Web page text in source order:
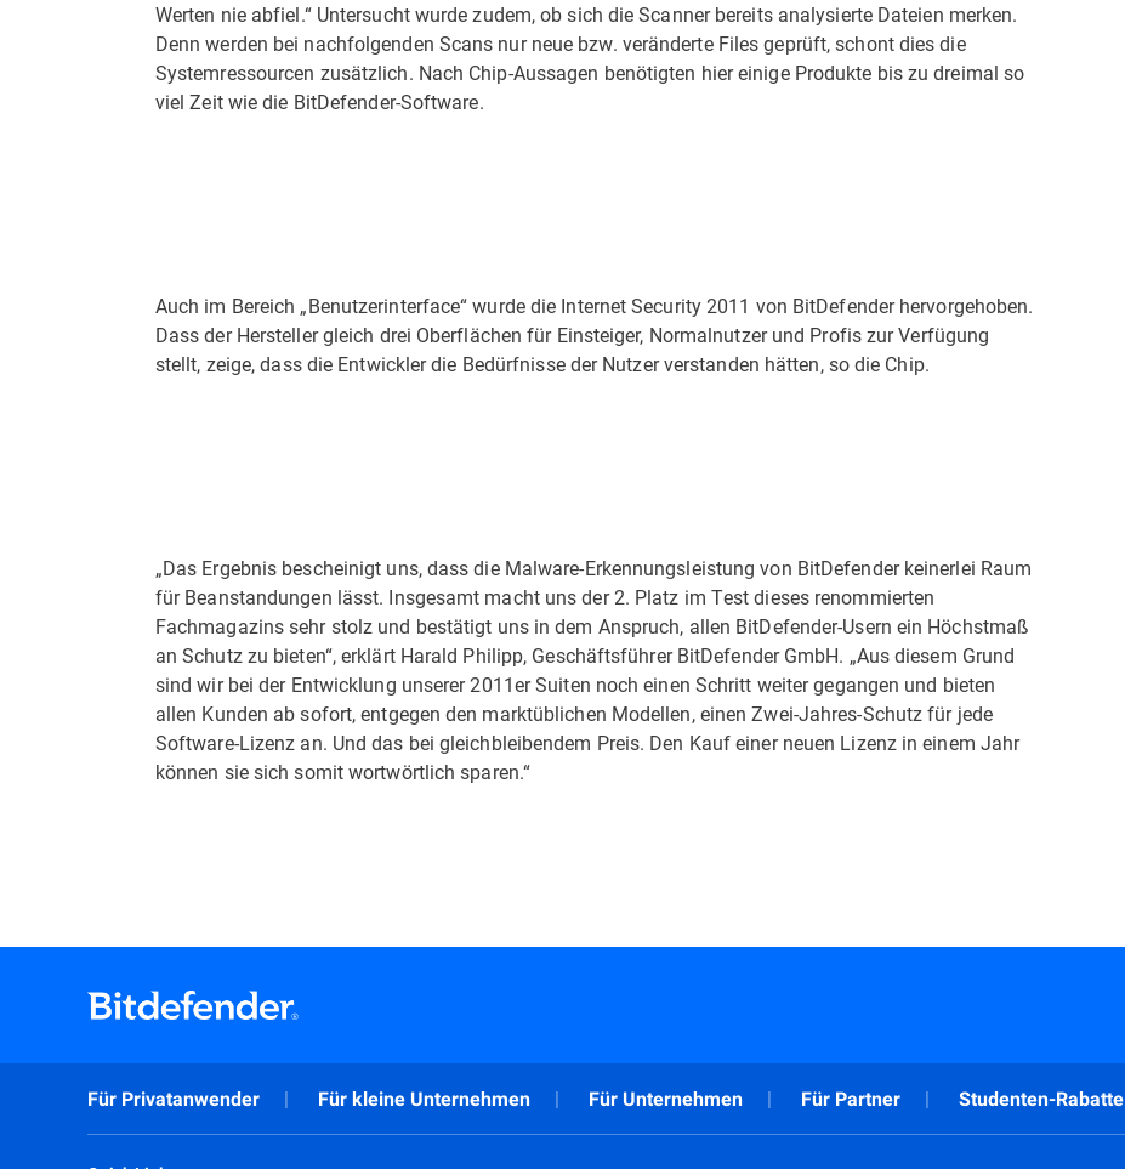
Werten nie abfiel.“ Untersucht wurde zudem, ob sich die Scanner bereits analysierte Dateien merken.
Denn werden bei nachfolgenden Scans nur neue bzw. veränderte Files geprüft, schont dies die
Systemressourcen zusätzlich. Nach Chip-Aussagen benötigten hier einige Produkte bis zu dreimal so
viel Zeit wie die BitDefender-Software.
Auch im Bereich „Benutzerinterface“ wurde die Internet Security 2011 von BitDefender hervorgehoben.
Dass der Hersteller gleich drei Oberflächen für Einsteiger, Normalnutzer und Profis zur Verfügung
stellt, zeige, dass die Entwickler die Bedürfnisse der Nutzer verstanden hätten, so die Chip.
„Das Ergebnis bescheinigt uns, dass die Malware-Erkennungsleistung von BitDefender keinerlei Raum
für Beanstandungen lässt. Insgesamt macht uns der 2. Platz im Test dieses renommierten
Fachmagazins sehr stolz und bestätigt uns in dem Anspruch, allen BitDefender-Usern ein Höchstmaß
an Schutz zu bieten“, erklärt Harald Philipp, Geschäftsführer BitDefender GmbH. „Aus diesem Grund
sind wir bei der Entwicklung unserer 2011er Suiten noch einen Schritt weiter gegangen und bieten
allen Kunden ab sofort, entgegen den marktüblichen Modellen, einen Zwei-Jahres-Schutz für jede
Software-Lizenz an. Und das bei gleichbleibendem Preis. Den Kauf einer neuen Lizenz in einem Jahr
können sie sich somit wortwörtlich sparen.“
Für Privatanwender Für kleine Unternehmen Für Unternehmen Für Partner Studenten-Rabatte